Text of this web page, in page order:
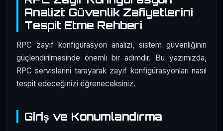
Analizi: Güvenlik Zafiyetlerini
Tespit Etme Rehberi
RPC zayıf konfigürasyon analizi, sistem güvenliğinin
güçlendirilmesinde önemli bir adımdır. Bu yazımızda,
RPC servislerini tarayarak zayıf konfigürasyonları nasıl
tespit edeceğinizi öğreneceksiniz.
Giriş ve Konumlandırma